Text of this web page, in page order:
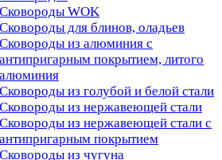
Сковороды WOK
Сковороды для блинов, оладьев
Сковороды из алюминия с
антипригарным покрытием, литого
алюминия
Сковороды из голубой и белой стали
Сковороды из нержавеющей стали
Сковороды из нержавеющей стали с
антипригарным покрытием
Сковороды из чугуна